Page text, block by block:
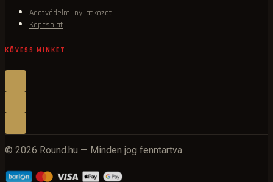
Adatvédelmi nyilatkozat
Kapcsolat
KÖVESS MINKET
© 2026 Round.hu — Minden jog fenntartva